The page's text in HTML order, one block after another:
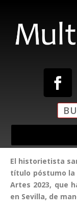
El historietista
título póstumo la
Artes 2023, que
en Sevilla, de